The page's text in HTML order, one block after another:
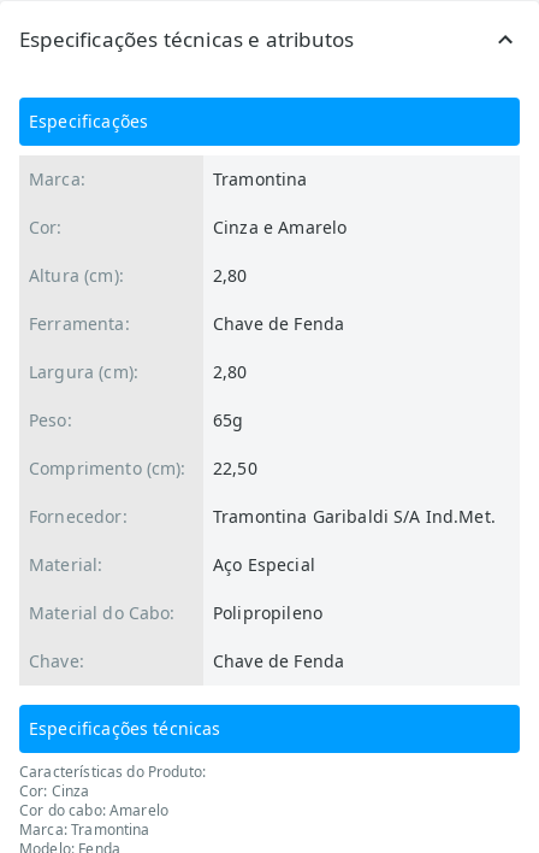
Especificações técnicas e atributos
Especificações
Marca: Tramontina
Cor: Cinza e Amarelo
Altura (cm): 2,80
Ferramenta: Chave de Fenda
Largura (cm): 2,80
Peso: 65g
Comprimento (cm): 22,50
Fornecedor: Tramontina Garibaldi S/A Ind.Met.
Material: Aço Especial
Material do Cabo: Polipropileno
Chave: Chave de Fenda
Especificações técnicas
Características do Produto:
Cor: Cinza
Cor do cabo: Amarelo
Marca: Tramontina
Modelo: Fenda